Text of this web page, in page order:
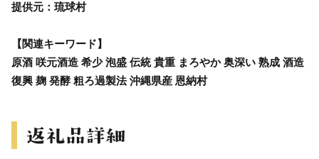
提供元：琉球村
【関連キーワード】
原酒 咲元酒造 希少 泡盛 伝統 貴重 まろやか 奥深い 熟成 酒造
復興 麹 発酵 粗ろ過製法 沖縄県産 恩納村